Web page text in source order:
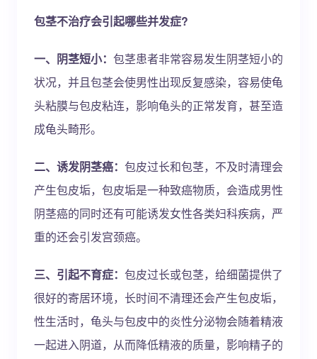
包茎不治疗会引起哪些并发症?
一、阴茎短小： 包茎患者非常容易发生阴茎短小的
状况，并且包茎会使男性出现反复感染，容易使龟
头粘膜与包皮粘连，影响龟头的正常发育，甚至造
成龟头畸形。
二、诱发阴茎癌： 包皮过长和包茎，不及时清理会
产生包皮垢，包皮垢是一种致癌物质，会造成男性
阴茎癌的同时还有可能诱发女性各类妇科疾病，严
重的还会引发宫颈癌。
三、引起不育症： 包皮过长或包茎，给细菌提供了
很好的寄居环境，长时间不清理还会产生包皮垢，
性生活时，龟头与包皮中的炎性分泌物会随着精液
一起进入阴道，从而降低精液的质量，影响精子的